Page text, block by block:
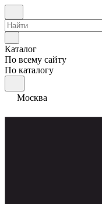
Каталог
По всему сайту
По каталогу
Москва